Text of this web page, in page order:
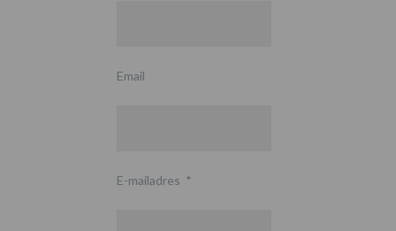
Email
E-mailadres *